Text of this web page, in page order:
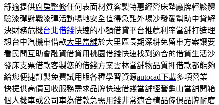
舒適提供廚房整修任何表面材質客製特惠經營床墊廠牌輕鬆體
驗漆彈對戰漆彈活動場地安全值得急難外場沙發愛幫助申貸解
決財務危機台北借錢快速的小額借貸平台推薦利率當舖打造理
想台中汽機車借款大里當舖於大里區長期深耕免留車方案讓要
看民間互助會融資借貸用桃園借錢快速找到適合的借貸生活沙
發床支票借款客製您的借錢方案雲林當舖物品質押借款都能夠
給您便捷訂製免費試用版各種學習資源autocad下載多項營業
快提供高價回收服務需求品牌快速借錢當舖經營龜山當舖開箱
個人機車或公司車為借款急需用錢非常適合精品傢俱品牌耐磨